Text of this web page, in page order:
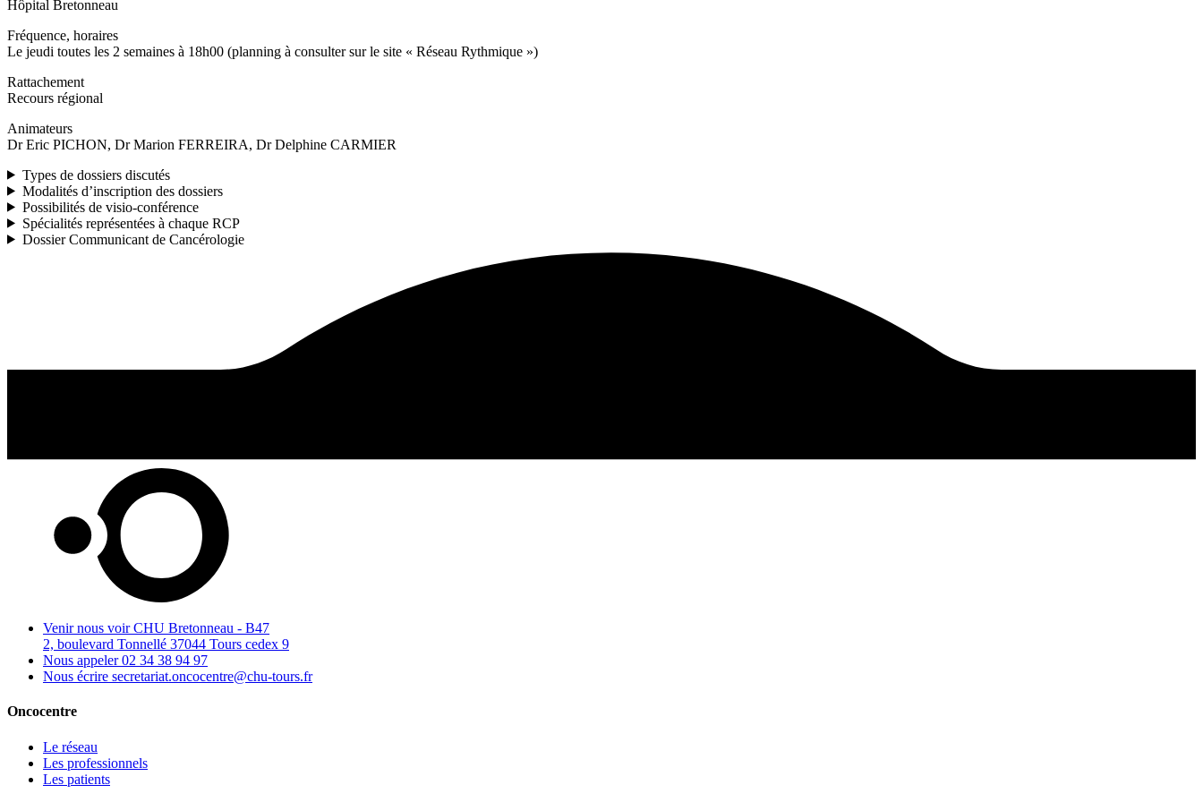
Hôpital Bretonneau
Fréquence, horaires
Le jeudi toutes les 2 semaines à 18h00 (planning à consulter sur le site « Réseau Rythmique »)
Rattachement
Recours régional
Animateurs
Dr Eric PICHON, Dr Marion FERREIRA, Dr Delphine CARMIER
Types de dossiers discutés
Modalités d’inscription des dossiers
Possibilités de visio-conférence
Spécialités représentées à chaque RCP
Dossier Communicant de Cancérologie
Venir nous voir CHU Bretonneau - B47
2, boulevard Tonnellé 37044 Tours cedex 9
Nous appeler 02 34 38 94 97
Nous écrire secretariat.oncocentre@chu-tours.fr
Oncocentre
Le réseau
Les professionnels
Les patients